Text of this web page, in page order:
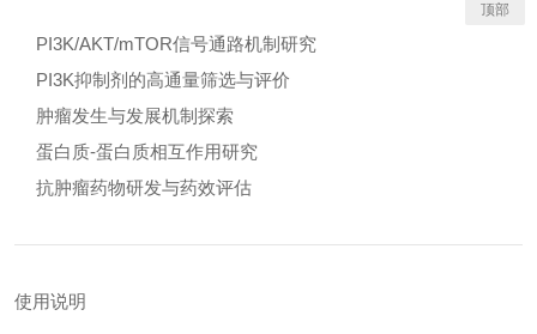
PI3K/AKT/mTOR信号通路机制研究
PI3K抑制剂的高通量筛选与评价
肿瘤发生与发展机制探索
蛋白质-蛋白质相互作用研究
抗肿瘤药物研发与药效评估
使用说明
顶部